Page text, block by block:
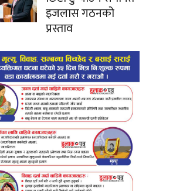
इजलास गठनको
प्रस्ताव